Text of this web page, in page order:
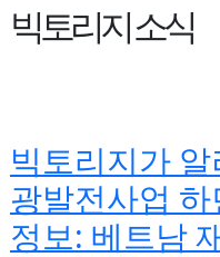
빅토리지 소식
빅토리지가
광발전사업
정보: 베트남